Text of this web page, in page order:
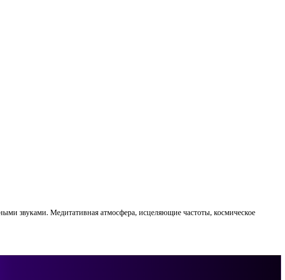
звуками. Медитативная атмосфера, исцеляющие частоты, космическое